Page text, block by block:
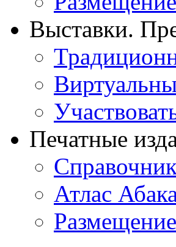
Выставки.
Печатные
Атлас